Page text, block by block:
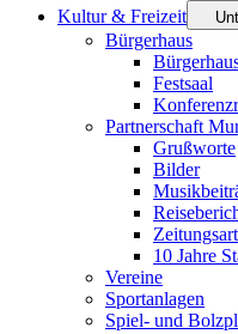
Kultur & Freizeit
Bürgerhaus
Festsaal
Partnerschaft
Grußworte
Bilder
10 Jahre
Vereine
Sportanlagen
Spiel- und